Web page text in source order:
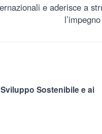
e aderisce a
Sostenibile e ai